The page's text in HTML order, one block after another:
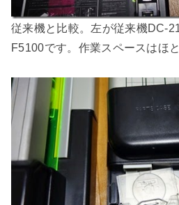
従来機と比較。左が従来機DC-
F5100です。作業スペースはほ